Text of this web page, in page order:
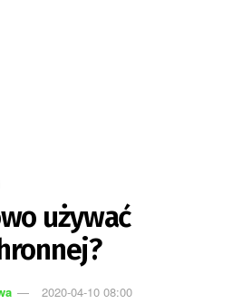
używać
2020-04-10 08:00